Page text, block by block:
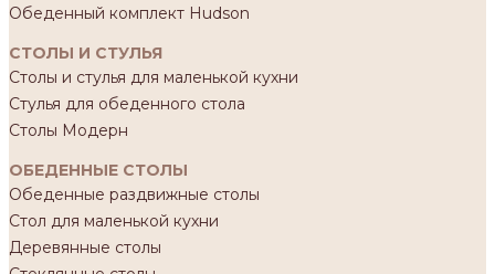
Обеденный комплект Hudson
СТОЛЫ И СТУЛЬЯ
Столы и стулья для маленькой кухни
Стулья для обеденного стола
Столы Модерн
ОБЕДЕННЫЕ СТОЛЫ
Обеденные раздвижные столы
Стол для маленькой кухни
Деревянные столы